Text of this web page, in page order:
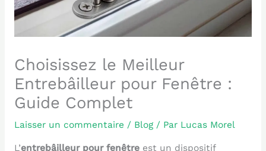
Choisissez le Meilleur
Entrebâilleur pour Fenêtre :
Guide Complet
Laisser un commentaire / Blog/ Par Lucas Morel
L’entrebâilleur pour fenêtreest un dispositif